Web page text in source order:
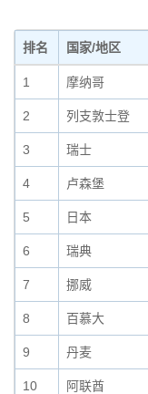
排名 国家/地区
1 摩纳哥
2 列支敦士登
3 瑞士
4 卢森堡
5 日本
6 瑞典
7 挪威
8 百慕大
9 丹麦
10 阿联酋